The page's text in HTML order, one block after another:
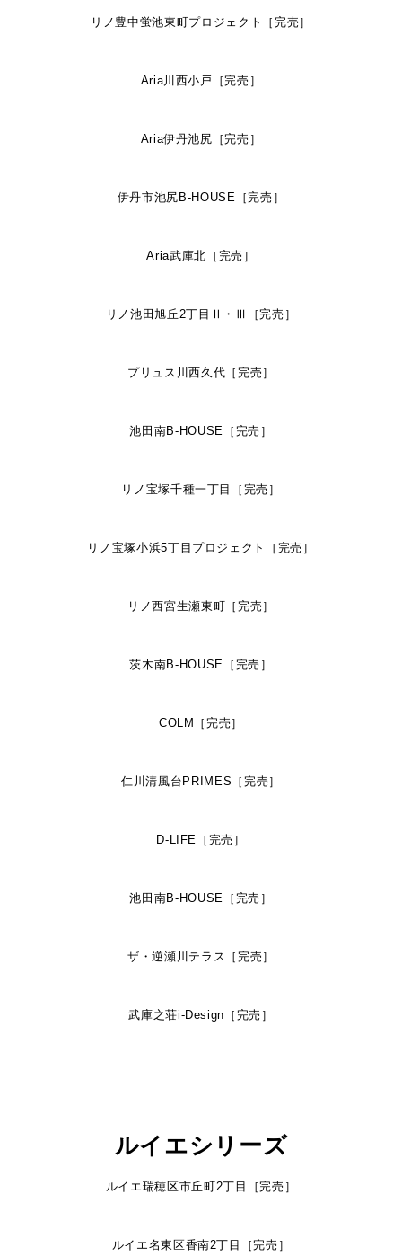
リノ豊中蛍池東町プロジェクト［完売］
Aria川西小戸［完売］
Aria伊丹池尻［完売］
伊丹市池尻B-HOUSE［完売］
Aria武庫北［完売］
リノ池田旭丘2丁目Ⅱ・Ⅲ［完売］
プリュス川西久代［完売］
池田南B-HOUSE［完売］
リノ宝塚千種一丁目［完売］
リノ宝塚小浜5丁目プロジェクト［完売］
リノ西宮生瀬東町［完売］
茨木南B-HOUSE［完売］
COLM［完売］
仁川清風台PRIMES［完売］
D-LIFE［完売］
池田南B-HOUSE［完売］
ザ・逆瀬川テラス［完売］
武庫之荘i-Design［完売］
ルイエシリーズ
ルイエ瑞穂区市丘町2丁目［完売］
ルイエ名東区香南2丁目［完売］